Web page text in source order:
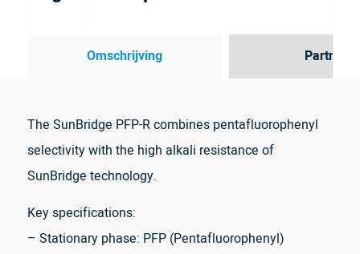
Omschrijving Partner
The SunBridge PFP-R combines pentafluorophenyl
selectivity with the high alkali resistance of
SunBridge technology.
Key specifications:
– Stationary phase: PFP (Pentafluorophenyl)